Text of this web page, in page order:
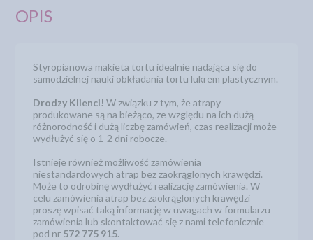
OPIS
Styropianowa makieta tortu idealnie nadająca się do
samodzielnej nauki obkładania tortu lukrem plastycznym.
Drodzy Klienci! W związku z tym, że atrapy
produkowane są na bieżąco, ze względu na ich dużą
różnorodność i dużą liczbę zamówień, czas realizacji może
wydłużyć się o 1-2 dni robocze.
Istnieje również możliwość zamówienia
niestandardowych atrap bez zaokrąglonych krawędzi.
Może to odrobinę wydłużyć realizację zamówienia. W
celu zamówienia atrap bez zaokrąglonych krawędzi
proszę wpisać taką informację w uwagach w formularzu
zamówienia lub skontaktować się z nami telefonicznie
pod nr 572 775 915.